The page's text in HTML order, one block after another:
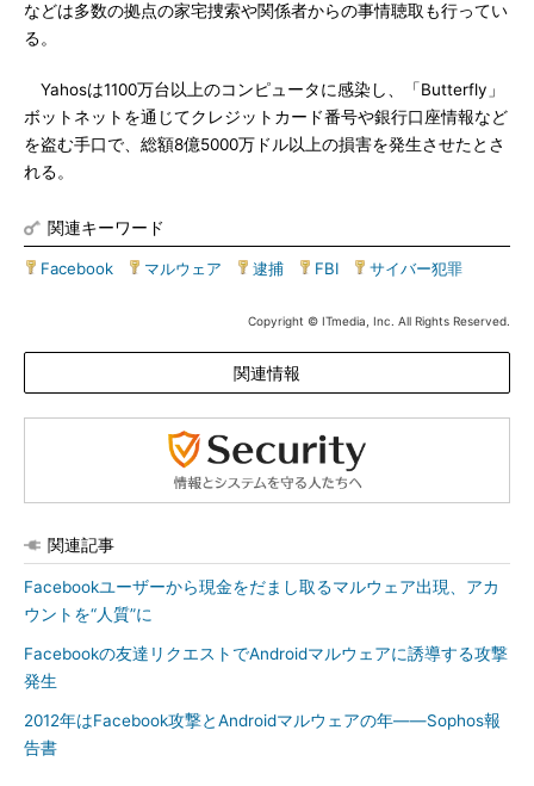
などは多数の拠点の家宅捜索や関係者からの事情聴取も行ってい
る。
Yahosは1100万台以上のコンピュータに感染し、「Butterfly」
ボットネットを通じてクレジットカード番号や銀行口座情報など
を盗む手口で、総額8億5000万ドル以上の損害を発生させたとさ
れる。
関連キーワード
Facebook マルウェア 逮捕 FBI サイバー犯罪
Copyright © ITmedia, Inc. All Rights Reserved.
関連情報
関連記事
Facebookユーザーから現金をだまし取るマルウェア出現、アカ
ウントを“人質”に
Facebookの友達リクエストでAndroidマルウェアに誘導する攻撃
発生
2012年はFacebook攻撃とAndroidマルウェアの年――Sophos報
告書